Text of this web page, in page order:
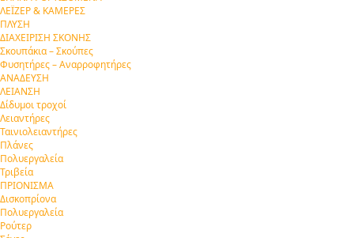
ΛΕΪΖΕΡ & ΚΑΜΕΡΕΣ
ΠΛΥΣΗ
ΔΙΑΧΕΙΡΙΣΗ ΣΚΟΝΗΣ
Σκουπάκια – Σκούπες
Φυσητήρες – Αναρροφητήρες
ΑΝΑΔΕΥΣΗ
ΛΕΙΑΝΣΗ
Δίδυμοι τροχοί
Λειαντήρες
Ταινιολειαντήρες
Πλάνες
Πολυεργαλεία
Τριβεία
ΠΡΙΟΝΙΣΜΑ
Δισκοπρίονα
Πολυεργαλεία
Ρούτερ